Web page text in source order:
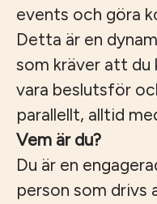
events och göra
Detta är en
som kräver att du
vara beslutsför
parallellt, alltid
Vem är du?
Du är en
person som drivs